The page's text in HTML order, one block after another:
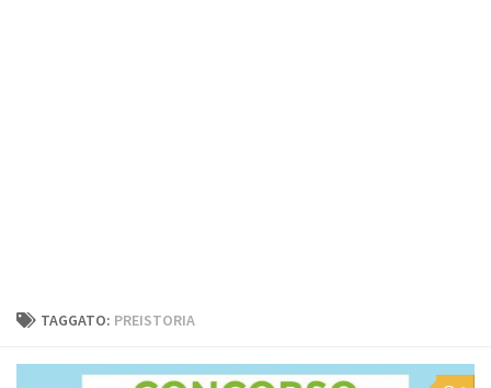
TAGGATO: PREISTORIA